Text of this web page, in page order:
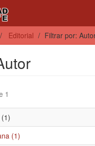
Editorial Filtrar por:
1
(1)